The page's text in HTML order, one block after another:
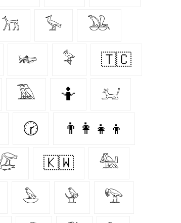
𓃡 𓅚 𓅒
𓆧 𓅝 🇹🇨
𓅀 🤷‍ 𓃫
🕝 👨‍👩‍👧‍👦
🇰🇼 𓅕
𓅅 𓅈 𓅟